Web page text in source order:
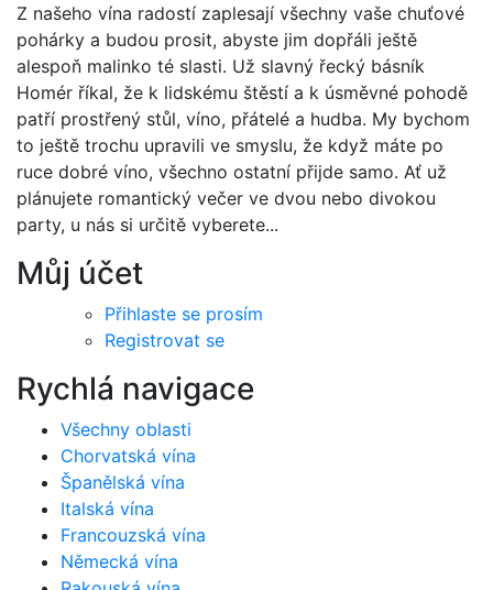
Z našeho vína radostí zaplesají všechny vaše chuťové
pohárky a budou prosit, abyste jim dopřáli ještě
alespoň malinko té slasti. Už slavný řecký básník
Homér říkal, že k lidskému štěstí a k úsměvné pohodě
patří prostřený stůl, víno, přátelé a hudba. My bychom
to ještě trochu upravili ve smyslu, že když máte po
ruce dobré víno, všechno ostatní přijde samo. Ať už
plánujete romantický večer ve dvou nebo divokou
party, u nás si určitě vyberete...
Můj účet
Přihlaste se prosím
Registrovat se
Rychlá navigace
Všechny oblasti
Chorvatská vína
Španělská vína
Italská vína
Francouzská vína
Německá vína